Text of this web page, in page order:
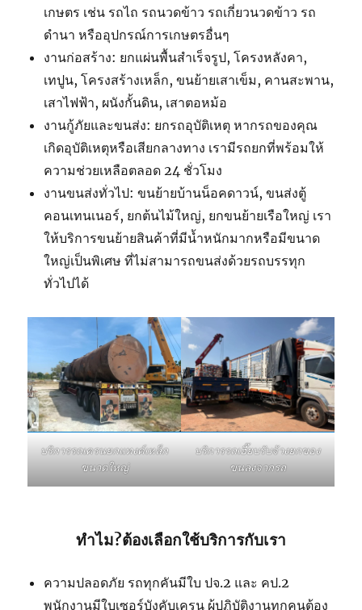
เกษตร เช่น รถไถ รถนวดข้าว รถเกี่ยวนวดข้าว รถ
ดำนา หรืออุปกรณ์การเกษตรอื่นๆ
งานก่อสร้าง: ยกแผ่นพื้นสำเร็จรูป, โครงหลังคา,
เทปูน, โครงสร้างเหล็ก, ขนย้ายเสาเข็ม, คานสะพาน,
เสาไฟฟ้า, ผนังกั้นดิน, เสาตอหม้อ
งานกู้ภัยและขนส่ง: ยกรถอุบัติเหตุ หากรถของคุณ
เกิดอุบัติเหตุหรือเสียกลางทาง เรามีรถยกที่พร้อมให้
ความช่วยเหลือตลอด 24 ชั่วโมง
งานขนส่งทั่วไป: ขนย้ายบ้านน็อคดาวน์, ขนส่งตู้
คอนเทนเนอร์, ยกต้นไม้ใหญ่, ยกขนย้ายเรือใหญ่ เรา
ให้บริการขนย้ายสินค้าที่มีน้ำหนักมากหรือมีขนาด
ใหญ่เป็นพิเศษ ที่ไม่สามารถขนส่งด้วยรถบรรทุก
ทั่วไปได้
บริการรถเครนยกแทงค์เหล็ก
ขนาดใหญ่
บริการรถเฮี๊ยบรับจ้างยกของ
ขนลงจากรถ
ทำไม?ต้องเลือกใช้บริการกับเรา
ความปลอดภัย รถทุกคันมีใบ ปจ.2 และ คป.2
พนักงานมีใบเซอร์บังคับเครน ผู้ปฏิบัติงานทุกคนต้อง